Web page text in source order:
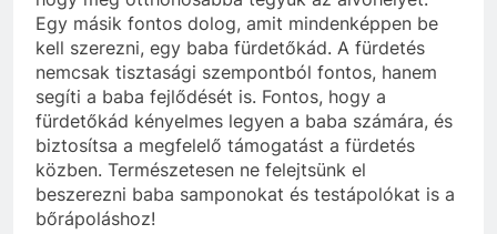
Egy másik fontos dolog, amit mindenképpen be
kell szerezni, egy baba fürdetőkád. A fürdetés
nemcsak tisztasági szempontból fontos, hanem
segíti a baba fejlődését is. Fontos, hogy a
fürdetőkád kényelmes legyen a baba számára, és
biztosítsa a megfelelő támogatást a fürdetés
közben. Természetesen ne felejtsünk el
beszerezni baba samponokat és testápolókat is a
bőrápoláshoz!